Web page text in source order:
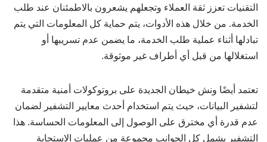
التقنيات تعزز ثقة العملاء وتجعلهم يشعرون بالاطمئنان عند طلب
الخدمة. من خلال هذه الأدوات، يتم حماية كل المعلومات التي يتم
تبادلها أثناء عملية طلب الخدمة، ما يضمن عدم تسريبها أو
استغلالها من قبل أي أطراف غير موثوقة.
تعتمد أيضًا ونش خيطان الجديدة على بروتوكولات أمنية متقدمة
لتشفير البيانات، حيث يتم استخدام أحدث معايير التشفير لضمان
عدم قدرة أي مخترق على الوصول إلى المعلومات الحساسة. هذا
التشفير يشمل كل الجوانب مجموعة من عمليات الاستجابة